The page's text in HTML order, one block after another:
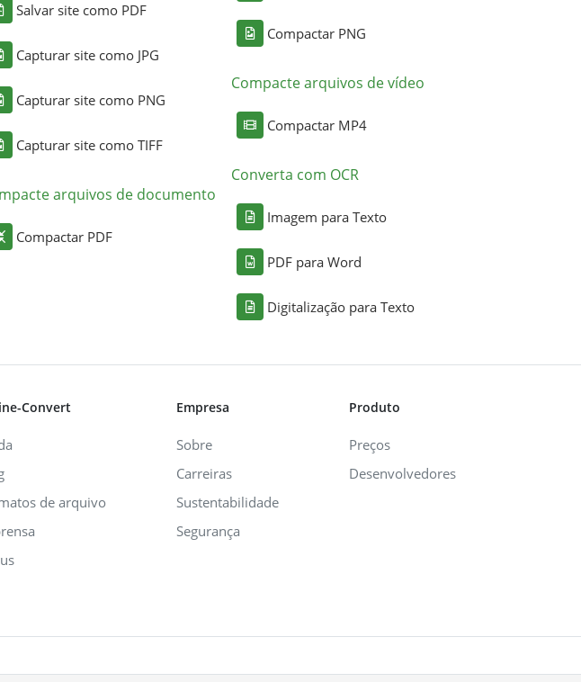
Salvar site como PDF
Capturar site como JPG
Capturar site como PNG
Capturar site como TIFF
arquivos de documento
Compactar PDF
Compactar PNG
Compacte arquivos de vídeo
Compactar MP4
Converta com OCR
Imagem para Texto
PDF para Word
Digitalização para Texto
Convert
de arquivo
Empresa
Sobre
Carreiras
Sustentabilidade
Segurança
Produto
Preços
Desenvolvedores